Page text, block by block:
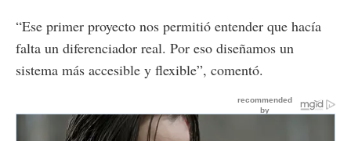
“Ese primer proyecto nos permitió entender que hacía
falta un diferenciador real. Por eso diseñamos un
sistema más accesible y flexible”, comentó.